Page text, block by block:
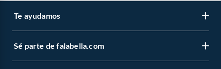
Te ayudamos
Sé parte de falabella.com